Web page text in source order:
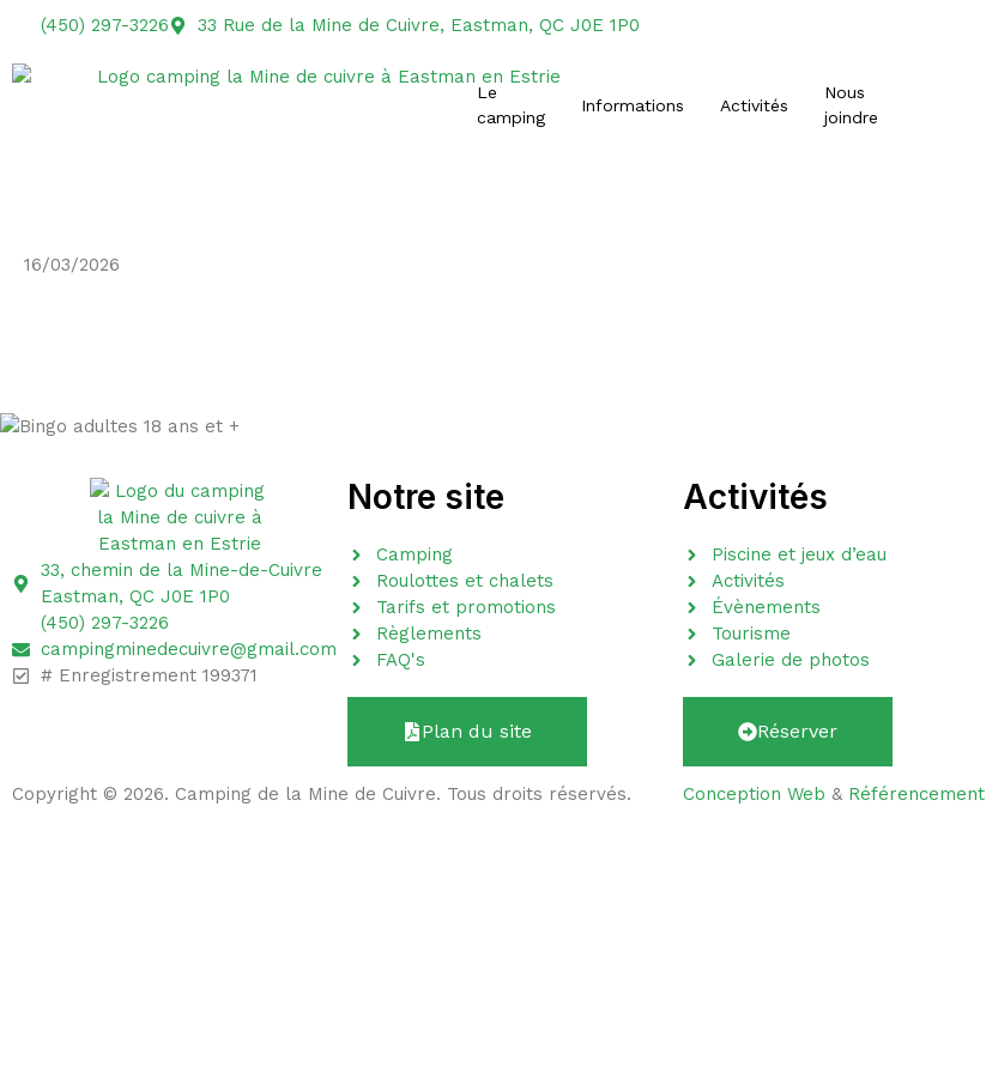
(450) 297-3226 33 Rue de la Mine de Cuivre, Eastman, QC J0E 1P0
Le
camping
Informations Activités
Nous
joindre
16/03/2026
33, chemin de la Mine-de-Cuivre
Eastman, QC J0E 1P0
(450) 297-3226
campingminedecuivre@gmail.com
# Enregistrement 199371
Notre site
Camping
Roulottes et chalets
Tarifs et promotions
Règlements
FAQ's
Plan du site
Activités
Piscine et jeux d’eau
Activités
Évènements
Tourisme
Galerie de photos
Réserver
Copyright © 2026. Camping de la Mine de Cuivre. Tous droits réservés. Conception Web & Référencement